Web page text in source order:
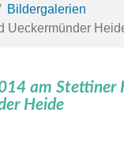
Bildergalerien
Ueckermünder
am Stettiner
Heide